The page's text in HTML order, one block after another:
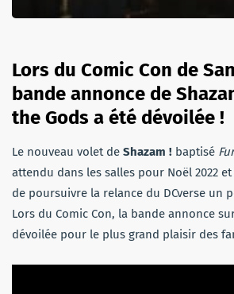
Lors du Comic Con de
bande annonce de
the Gods a été dévoilée !
Le nouveau volet de Shazam ! baptisé
attendu dans les salles pour Noël 2022
de poursuivre la relance du DCverse un
Lors du Comic Con, la bande annonce
dévoilée pour le plus grand plaisir des